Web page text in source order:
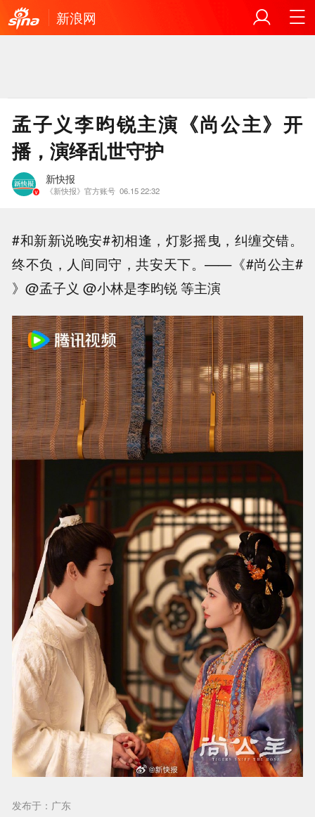
新浪网
孟子义李昀锐主演《尚公主》开
播，演绎乱世守护
新快报
《新快报》官方账号 06.15 22:32
#和新新说晚安#初相逢，灯影摇曳，纠缠交错。
终不负，人间同守，共安天下。——《#尚公主#
》@孟子义 @小林是李昀锐 等主演
发布于：广东